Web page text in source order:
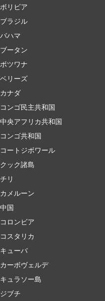
ボリビア
ブラジル
バハマ
ブータン
ボツワナ
ベリーズ
カナダ
コンゴ民主共和国
中央アフリカ共和国
コンゴ共和国
コートジボワール
クック諸島
チリ
カメルーン
中国
コロンビア
コスタリカ
キューバ
カーボヴェルデ
キュラソー島
ジブチ